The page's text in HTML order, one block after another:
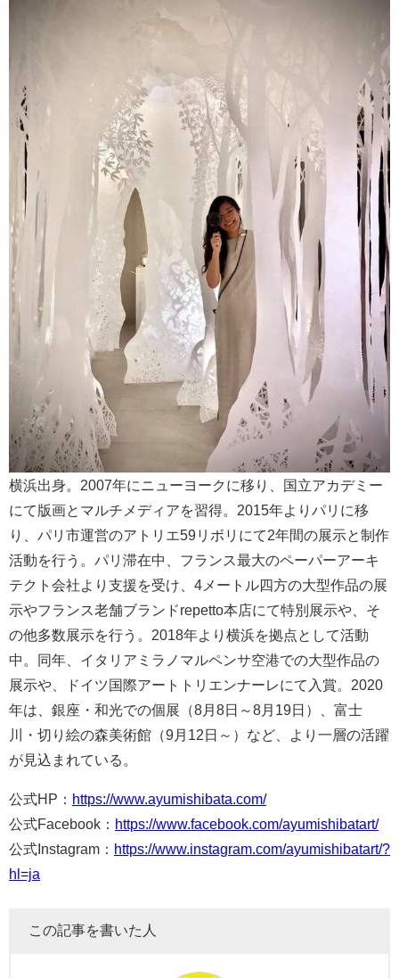
横浜出身。2007年にニューヨークに移り、国立アカデミー
にて版画とマルチメディアを習得。2015年よりパリに移
り、パリ市運営のアトリエ59リボリにて2年間の展示と制作
活動を行う。パリ滞在中、フランス最大のペーパーアーキ
テクト会社より支援を受け、4メートル四方の大型作品の展
示やフランス老舗ブランドrepetto本店にて特別展示や、そ
の他多数展示を行う。2018年より横浜を拠点として活動
中。同年、イタリアミラノマルペンサ空港での大型作品の
展示や、ドイツ国際アートトリエンナーレにて入賞。2020
年は、銀座・和光での個展（8月8日～8月19日）、富士
川・切り絵の森美術館（9月12日～）など、より一層の活躍
が見込まれている。
公式HP： https://www.ayumishibata.com/
公式Facebook： https://www.facebook.com/ayumishibatart/
公式Instagram： https://www.instagram.com/ayumishibatart/?
hl=ja
この記事を書いた人